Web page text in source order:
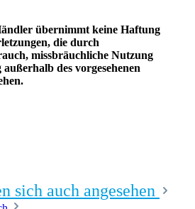
übernimmt keine Haftung
die durch
missbräuchliche Nutzung
des vorgesehenen
sich auch angesehen